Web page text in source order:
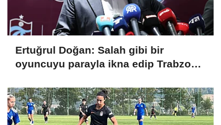
Ertuğrul Doğan: Salah gibi bir
oyuncuyu parayla ikna edip Trabzon'a